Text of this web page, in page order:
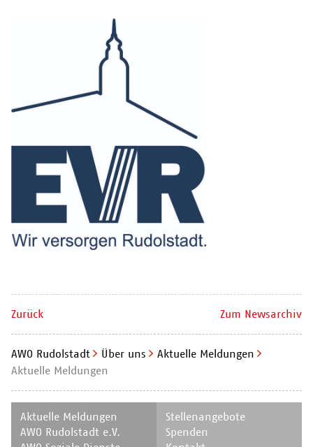
Zurück Zum Newsarchiv
AWO Rudolstadt Über uns
Aktuelle Meldungen
Aktuelle Meldungen
Navigation
überspringen
Aktuelle Meldungen
AWO Rudolstadt e.V.
Navigation
überspringen
Stellenangebote
Spenden